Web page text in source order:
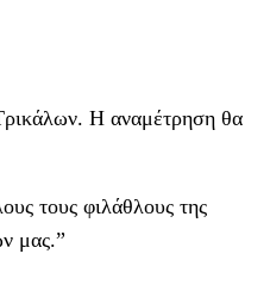
Η αναμέτρηση θα
τους φιλάθλους της
μας.”